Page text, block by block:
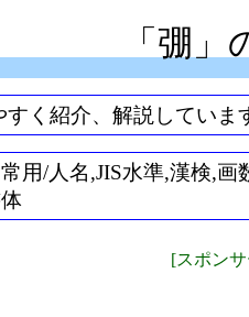
「弸
く紹介、解説していま
用/人名,JIS水準,漢検,画
[スポン